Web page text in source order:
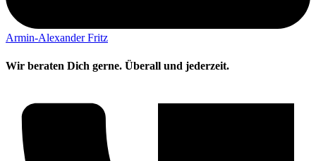
Armin-Alexander Fritz
Wir beraten Dich gerne. Überall und jederzeit.